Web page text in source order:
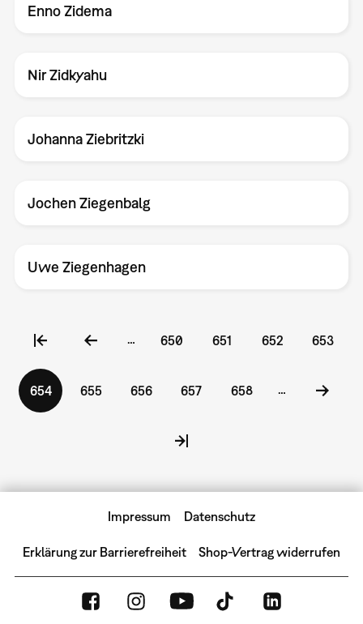
Enno Zidema
Nir Zidkyahu
Johanna Ziebritzki
Jochen Ziegenbalg
Uwe Ziegenhagen
…
Seite
650 Seite
651 Seite
652 Seite
653
Aktuelle
Seite
654 Seite
655 Seite
656 Seite
657 Seite
658 …
Impressum Datenschutz
Erklärung zur Barrierefreiheit Shop-Vertrag widerrufen